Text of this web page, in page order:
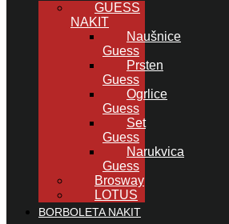
GUESS
NAKIT
Naušnice
Guess
Prsten
Guess
Ogrlice
Guess
Set
Guess
Narukvica
Guess
Brosway
LOTUS
BORBOLETA NAKIT